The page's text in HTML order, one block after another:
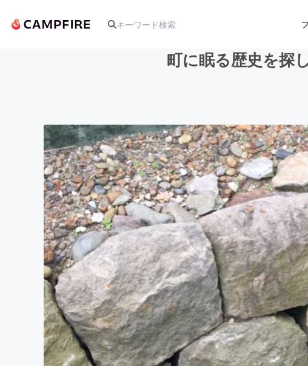
アート・写真 音楽
テクノロジー・ガジェット ゲー
映像・映画 書籍
ビジネス・起業 チャ
まちづくり・地域活性化
町に眠る歴史を探